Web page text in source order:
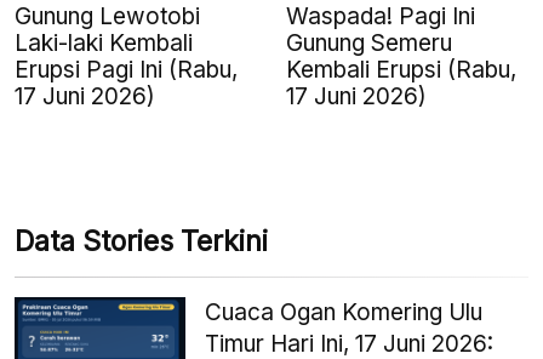
Gunung Lewotobi
Laki-laki Kembali
Erupsi Pagi Ini (Rabu,
17 Juni 2026)
Waspada! Pagi Ini
Gunung Semeru
Kembali Erupsi (Rabu,
17 Juni 2026)
Data Stories Terkini
Cuaca Ogan Komering Ulu
Timur Hari Ini, 17 Juni 2026: